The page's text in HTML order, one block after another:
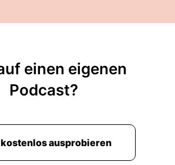
einen eigenen
Podcast?
ausprobieren